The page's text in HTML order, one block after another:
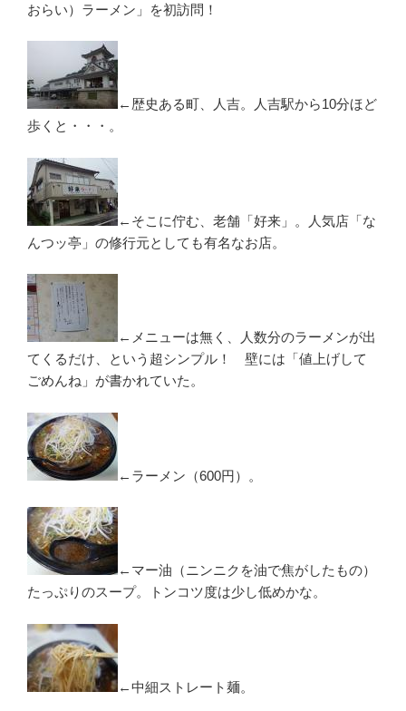
おらい）ラーメン」を初訪問！
←歴史ある町、人吉。人吉駅から10分ほど
歩くと・・・。
←そこに佇む、老舗「好来」。人気店「な
んつッ亭」の修行元としても有名なお店。
←メニューは無く、人数分のラーメンが出
てくるだけ、という超シンプル！ 壁には「値上げして
ごめんね」が書かれていた。
←ラーメン（600円）。
←マー油（ニンニクを油で焦がしたもの）
たっぷりのスープ。トンコツ度は少し低めかな。
←中細ストレート麺。